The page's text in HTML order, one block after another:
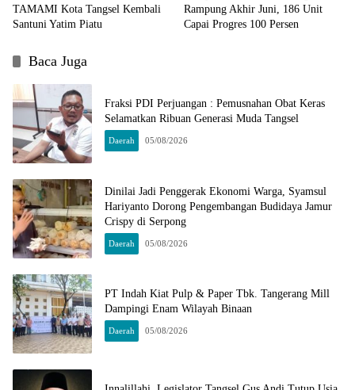
TAMAMI Kota Tangsel Kembali
Santuni Yatim Piatu
Rampung Akhir Juni, 186 Unit
Capai Progres 100 Persen
Baca Juga
Fraksi PDI Perjuangan : Pemusnahan Obat Keras
Selamatkan Ribuan Generasi Muda Tangsel
Daerah 05/08/2026
Dinilai Jadi Penggerak Ekonomi Warga, Syamsul
Hariyanto Dorong Pengembangan Budidaya Jamur
Crispy di Serpong
Daerah 05/08/2026
PT Indah Kiat Pulp & Paper Tbk. Tangerang Mill
Dampingi Enam Wilayah Binaan
Daerah 05/08/2026